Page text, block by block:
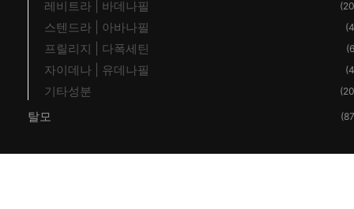
레비트라 | 바데나필
스텐드라 | 아바나필
프릴리지 | 다폭세틴
자이데나 | 유데나필
기타성분
탈모